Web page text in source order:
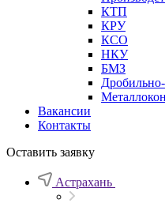
КТП
КРУ
КСО
НКУ
БМЗ
Вакансии
Контакты
Оставить заявку
Астрахань